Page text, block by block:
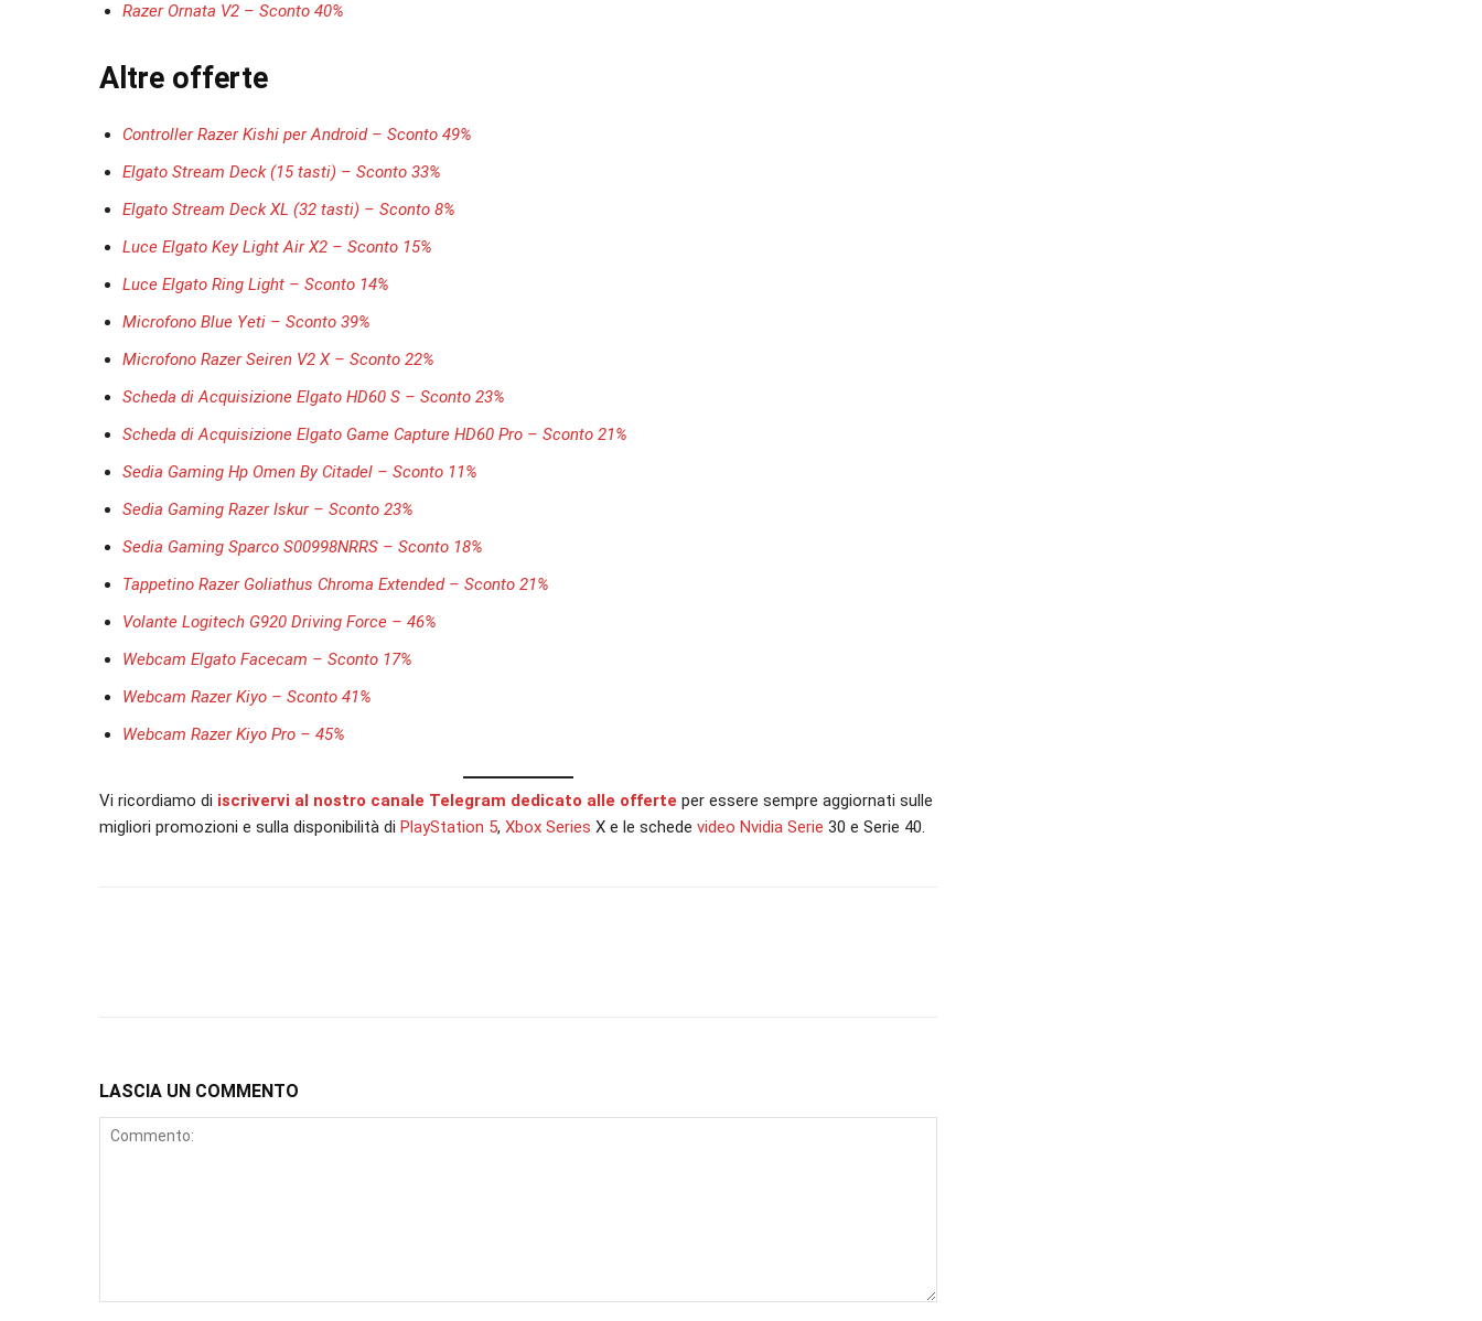
Razer Ornata V2 – Sconto 40%
Altre offerte
Controller Razer Kishi per Android – Sconto 49%
Elgato Stream Deck (15 tasti) – Sconto 33%
Elgato Stream Deck XL (32 tasti) – Sconto 8%
Luce Elgato Key Light Air X2 – Sconto 15%
Luce Elgato Ring Light – Sconto 14%
Microfono Blue Yeti – Sconto 39%
Microfono Razer Seiren V2 X – Sconto 22%
Scheda di Acquisizione Elgato HD60 S – Sconto 23%
Scheda di Acquisizione Elgato Game Capture HD60 Pro – Sconto 21%
Sedia Gaming Hp Omen By Citadel – Sconto 11%
Sedia Gaming Razer Iskur – Sconto 23%
Sedia Gaming Sparco S00998NRRS – Sconto 18%
Tappetino Razer Goliathus Chroma Extended – Sconto 21%
Volante Logitech G920 Driving Force – 46%
Webcam Elgato Facecam – Sconto 17%
Webcam Razer Kiyo – Sconto 41%
Webcam Razer Kiyo Pro – 45%
Vi ricordiamo di iscrivervi al nostro canale Telegram dedicato alle offerte per essere sempre aggiornati sulle
migliori promozioni e sulla disponibilità di PlayStation 5, Xbox Series X e le schede video Nvidia Serie 30 e Serie 40.
LASCIA UN COMMENTO